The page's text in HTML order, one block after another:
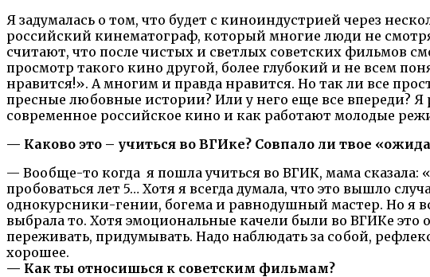
Я задумалась о том, что будет с киноиндустрией через
российский кинематограф, который многие люди не
считают, что после чистых и светлых советских фильмов
просмотр такого кино другой, более глубокий и не всем
нравится!». А многим и правда нравится. Но так ли все
пресные любовные истории? Или у него еще все впереди?
современное российское кино и как работают молодые
— Каково это – учиться во ВГИке? Совпало ли твое
— Вообще-то когда я пошла учиться во ВГИК, мама сказала:
пробоваться лет 5… Хотя я всегда думала, что это вышло
однокурсники-гении, богема и равнодушный мастер. Но я
выбрала то. Хотя эмоциональные качели были во ВГИКе это
переживать, придумывать. Надо наблюдать за собой,
хорошее.
— Как ты относишься к советским фильмам?